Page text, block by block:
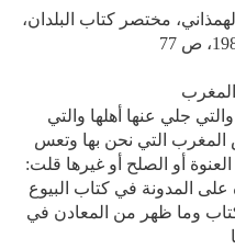
مختصر كتاب البلدان،
جلي عنها أهلها والتي
المغرب التي نحن بها وتعس
أو الصلح أو غيرها قلت:
على المدونة في كتاب البيوع
وما ظهر من المعادن في